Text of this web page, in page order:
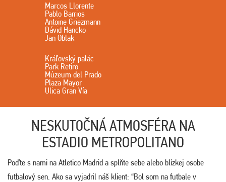
Marcos Llorente
Pablo Barrios
Antoine Griezmann
Dávid Hancko
Jan Oblak
Kráľovský palác
Park Retiro
Múzeum del Prado
Plaza Mayor
Ulica Gran Vía
NESKUTOČNÁ ATMOSFÉRA NA
ESTADIO METROPOLITANO
Poďte s nami na Atletico Madrid a splňte sebe alebo blízkej osobe
futbalový sen. Ako sa vyjadril náš klient: “Bol som na futbale v